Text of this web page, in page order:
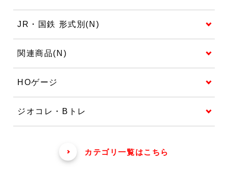
JR・国鉄 形式別(N)
関連商品(N)
HOゲージ
ジオコレ・Bトレ
カテゴリ一覧はこちら